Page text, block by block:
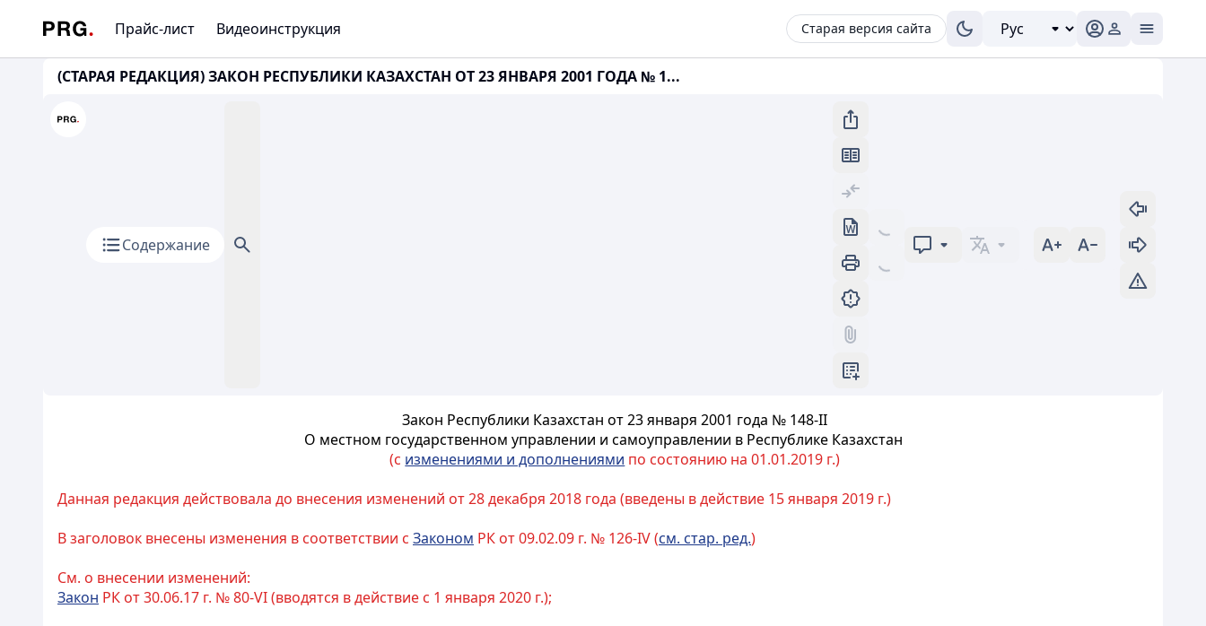
Прайс-лист Видеоинструкция Старая версия сайта
(СТАРАЯ РЕДАКЦИЯ) ЗАКОН РЕСПУБЛИКИ КАЗАХСТАН ОТ 23 ЯНВАРЯ 2001 ГОДА № 1...
Содержание
Закон Республики Казахстан от 23 января 2001 года № 148-II
О местном государственном управлении и самоуправлении в Республике Казахстан
(с изменениями и дополнениями по состоянию на 01.01.2019 г.)
Данная редакция действовала до внесения изменений от 28 декабря 2018 года (введены в действие 15 января 2019 г.)
В заголовок внесены изменения в соответствии с Законом РК от 09.02.09 г. № 126-IV (см. стар. ред.)
См. о внесении изменений:
Закон РК от 30.06.17 г. № 80-VI (вводятся в действие с 1 января 2020 г.);